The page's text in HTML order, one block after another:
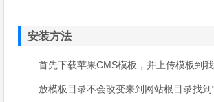
安装方法
首先下载苹果CMS模板，并上传模板到
放模板目录不会改变来到网站根目录找到